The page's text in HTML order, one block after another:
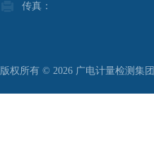
传真：
版权所有 © 2026 广电计量检测集